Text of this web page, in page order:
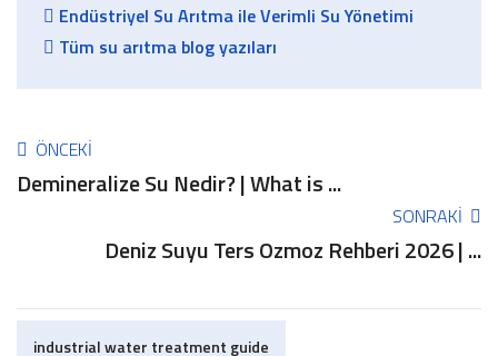
Endüstriyel Su Arıtma ile Verimli Su Yönetimi
Tüm su arıtma blog yazıları
ÖNCEKI
Demineralize Su Nedir? | What is ...
SONRAKI
Deniz Suyu Ters Ozmoz Rehberi 2026 | ...
industrial water treatment guide